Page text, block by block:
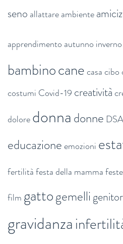
seno allattareambiente
apprendimento autunno inverno
bambinocanecasacibo
costumi Covid-19 creatività
doloredonnadonne DSA
educazioneemozioni
fertilitàfesta della mammafeste
film gattogemelli
gravidanza